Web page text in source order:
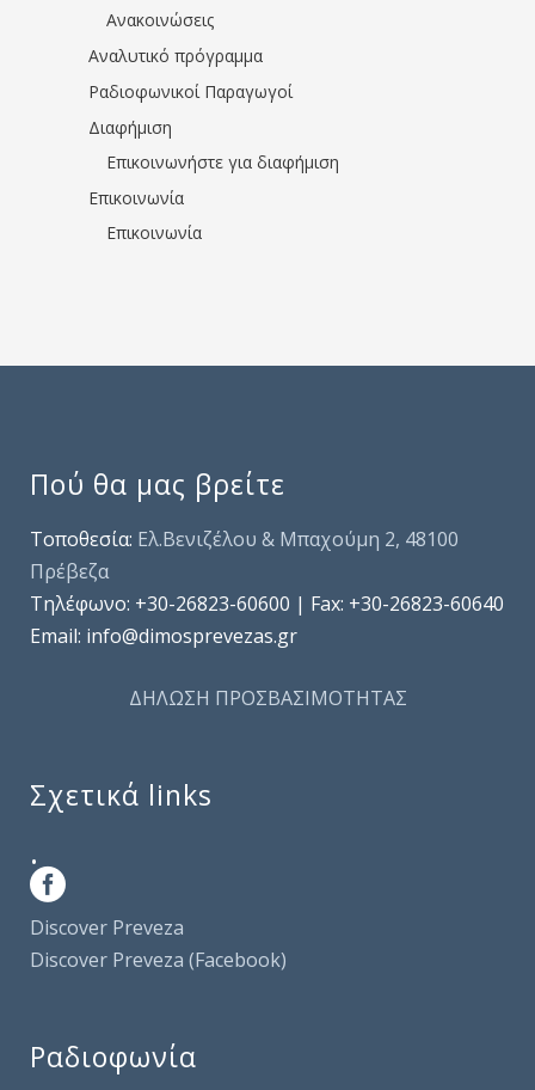
Ανακοινώσεις
Αναλυτικό πρόγραμμα
Ραδιοφωνικοί Παραγωγοί
Διαφήμιση
Επικοινωνήστε για διαφήμιση
Επικοινωνία
Επικοινωνία
Πού θα μας βρείτε
Τοποθεσία: Ελ.Βενιζέλου & Μπαχούμη 2, 48100
Πρέβεζα
Τηλέφωνo: +30-26823-60600 | Fax: +30-26823-60640
Email: info@dimosprevezas.gr
ΔΗΛΩΣΗ ΠΡΟΣΒΑΣΙΜΟΤΗΤΑΣ
Σχετικά links
.
Discover Preveza
Discover Preveza (Facebook)
Ραδιοφωνία